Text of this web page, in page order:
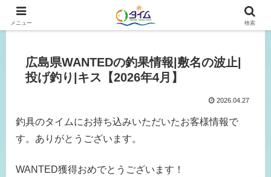
広島、岡山の釣り情報はタイムにおまかせ！
広島県WANTEDの釣果情報|敷名の波止|
投げ釣り|キス【2026年4月】
2026.04.27
釣具のタイムにお持ち込みいただいたお客様情報で
す。ありがとうございます。
WANTED獲得おめでとうございます！
メニュー 検索